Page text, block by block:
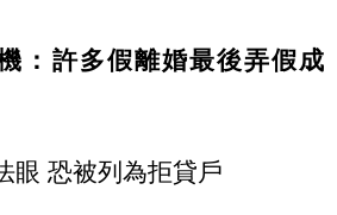
：許多假離婚最後弄假成
眼 恐被列為拒貸戶